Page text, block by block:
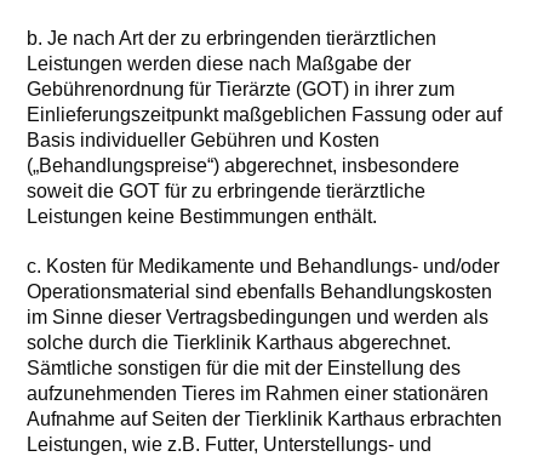
b. Je nach Art der zu erbringenden tierärztlichen
Leistungen werden diese nach Maßgabe der
Gebührenordnung für Tierärzte (GOT) in ihrer zum
Einlieferungszeitpunkt maßgeblichen Fassung oder auf
Basis individueller Gebühren und Kosten
(„Behandlungspreise“) abgerechnet, insbesondere
soweit die GOT für zu erbringende tierärztliche
Leistungen keine Bestimmungen enthält.
c. Kosten für Medikamente und Behandlungs- und/oder
Operationsmaterial sind ebenfalls Behandlungskosten
im Sinne dieser Vertragsbedingungen und werden als
solche durch die Tierklinik Karthaus abgerechnet.
Sämtliche sonstigen für die mit der Einstellung des
aufzunehmenden Tieres im Rahmen einer stationären
Aufnahme auf Seiten der Tierklinik Karthaus erbrachten
Leistungen, wie z.B. Futter, Unterstellungs- und